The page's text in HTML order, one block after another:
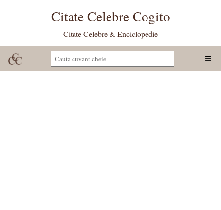
Citate Celebre Cogito
Citate Celebre & Enciclopedie